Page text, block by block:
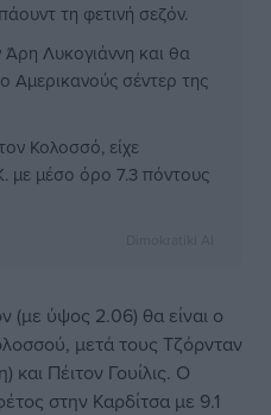
τη φετινή σεζόν.
Λυκογιάννη και θα
Αμερικανούς σέντερ της
Κολοσσό, είχε
με μέσο όρο 7.3 πόντους
ύψος 2.06) θα είναι ο
μετά τους Τζόρνταν
Πέιτον Γουίλις. Ο
στην Καρδίτσα με 9.1